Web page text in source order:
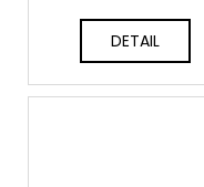
DETAIL